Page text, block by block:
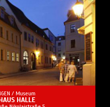
/ Museum
HALLE